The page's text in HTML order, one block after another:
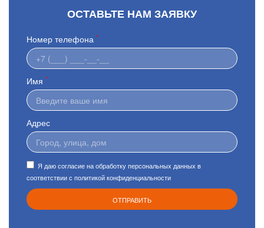
ОСТАВЬТЕ НАМ ЗАЯВКУ
Номер телефона *
Имя *
Адрес
Я даю согласие на обработку персональных данных в
соответствии с политикой конфиденциальности